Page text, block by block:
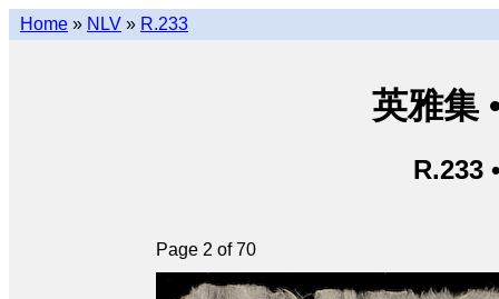
Home » NLV » R.233
英雅集
R.233
Page 2 of 70